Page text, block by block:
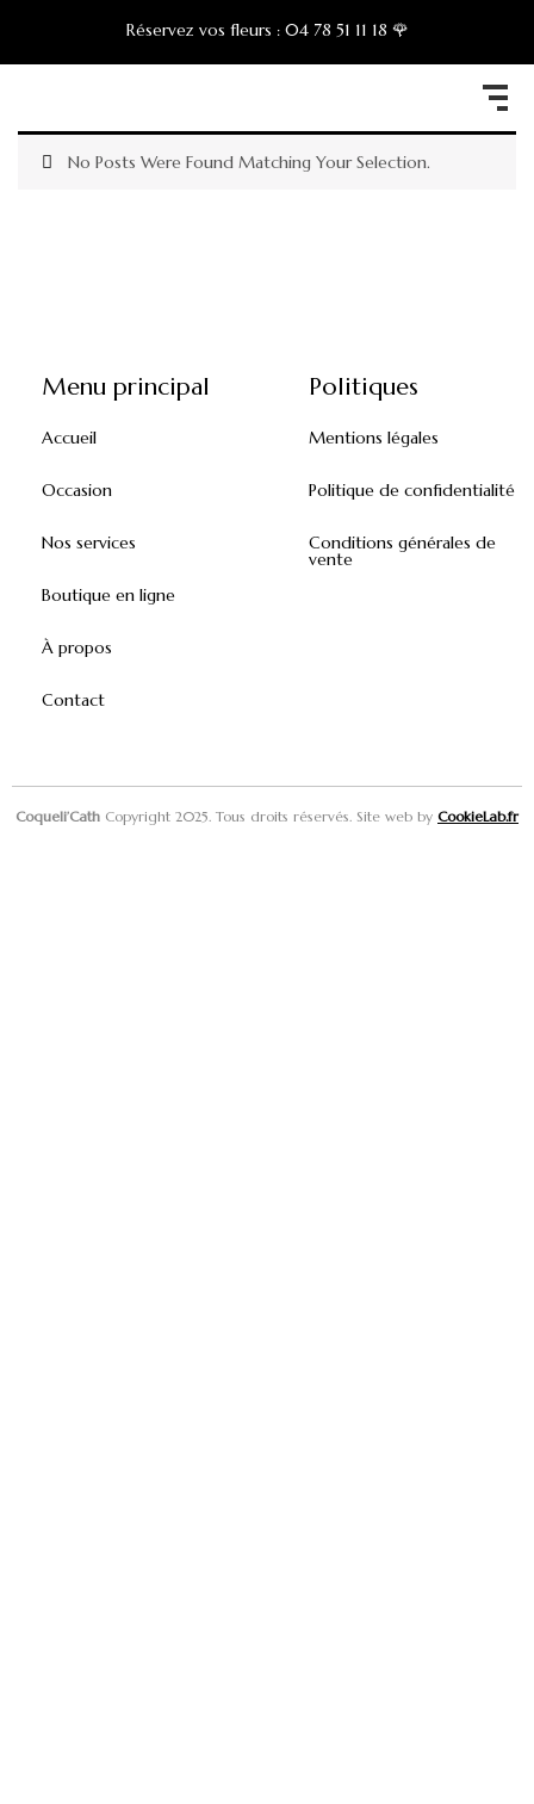
Réservez vos fleurs : 04 78 51 11 18 🌹
No Posts Were Found Matching Your Selection.
Menu principal
Accueil
Occasion
Nos services
Boutique en ligne
À propos
Contact
Politiques
Mentions légales
Politique de confidentialité
Conditions générales de
vente
Coqueli’Cath Copyright 2025. Tous droits réservés. Site web by CookieLab.fr